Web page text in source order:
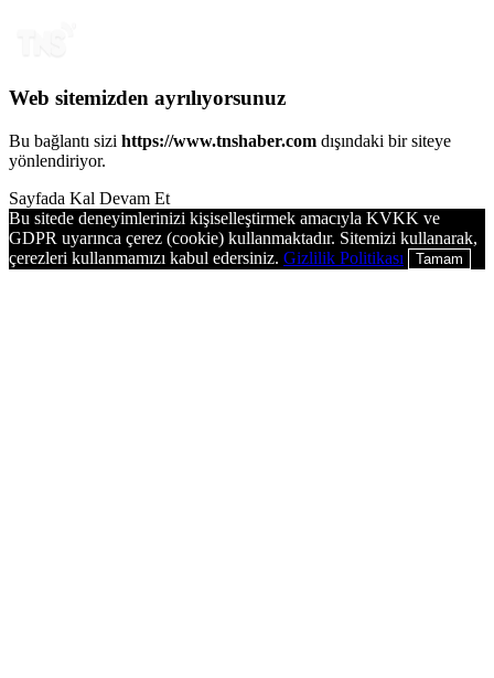
Web sitemizden ayrılıyorsunuz
Bu bağlantı sizi https://www.tnshaber.com dışındaki bir siteye
yönlendiriyor.
Sayfada Kal Devam Et
Bu sitede deneyimlerinizi kişiselleştirmek amacıyla KVKK ve
GDPR uyarınca çerez (cookie) kullanmaktadır. Sitemizi kullanarak,
çerezleri kullanmamızı kabul edersiniz. Gizlilik Politikası Tamam